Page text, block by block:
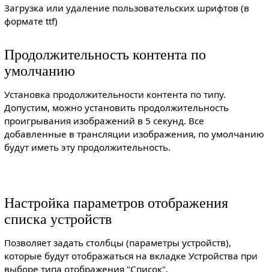
Загрузка или удаление пользовательских шрифтов (в
формате ttf)
Продолжительность контента по
умолчанию
Установка продолжительности контента по типу.
Допустим, можно установить продолжительность
проигрывания изображений в 5 секунд. Все
добавленные в трансляции изображения, по умолчанию
будут иметь эту продолжительность.
Настройка параметров отображения
списка устройств
Позволяет задать столбцы (параметры устройств),
которые будут отображаться на вкладке Устройства при
выборе типа отображения "Список".